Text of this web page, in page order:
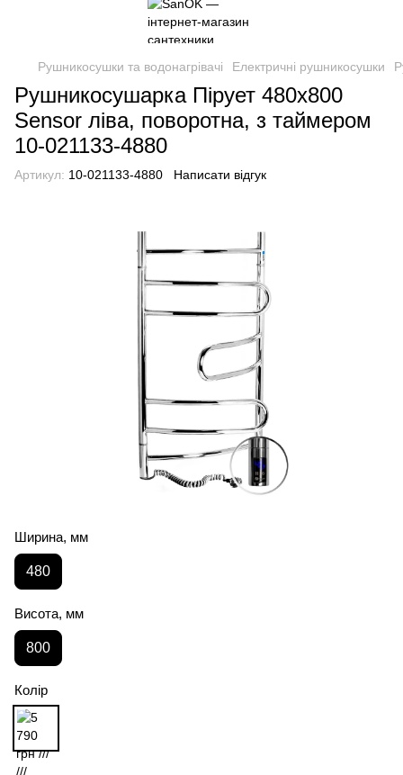
Рушникосушки та водонагрівачі Електричні рушникосушки
Рушникосушарка Пірует 480х800
Sensor ліва, поворотна, з таймером
10-021133-4880
Артикул: 10-021133-4880 Написати відгук
Ширина, мм
480
Висота, мм
800
Колір